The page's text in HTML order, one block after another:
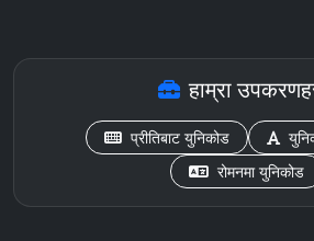
हाम्रा
प्रीतिबाट युनिकोड
रोमनमा युनिकोड